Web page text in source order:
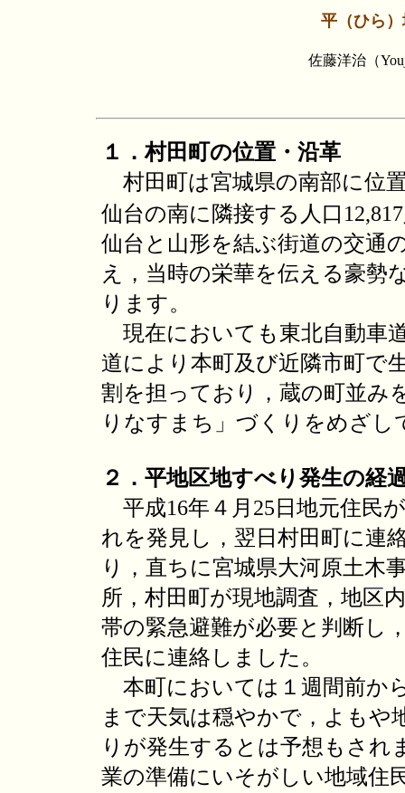
平（ひら
佐藤洋治（
１．村田町の位置・沿革
村田町は宮城県の南部に位
仙台の南に隣接する人口
仙台と山形を結ぶ街道の交通
え，当時の栄華を伝える豪勢
ります。
現在においても東北自動車
道により本町及び近隣市町で
割を担っており，蔵の町並み
りなすまち」づくりをめざし
２．平地区地すべり発生の経
平成16年４月25日地元住民
れを発見し，翌日村田町に連
り，直ちに宮城県大河原土木
所，村田町が現地調査，地区
帯の緊急避難が必要と判断し
住民に連絡しました。
本町においては１週間前か
まで天気は穏やかで，よもや
りが発生するとは予想もされ
業の準備にいそがしい地域住